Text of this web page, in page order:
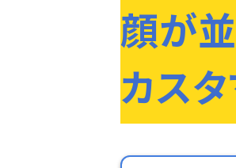
顔が
カス